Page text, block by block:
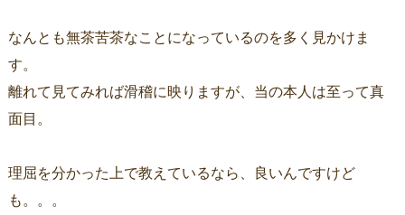
なんとも無茶苦茶なことになっているのを多く見かけま
す。
離れて見てみれば滑稽に映りますが、当の本人は至って真
面目。
理屈を分かった上で教えているなら、良いんですけど
も。。。